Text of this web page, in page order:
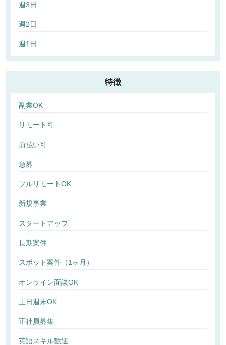
週3日
週2日
週1日
特徴
副業OK
リモート可
前払い可
急募
フルリモートOK
新規事業
スタートアップ
長期案件
スポット案件（1ヶ月）
オンライン面談OK
土日週末OK
正社員募集
英語スキル歓迎